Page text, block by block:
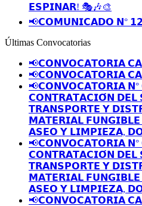
𝗘𝗦𝗣𝗜𝗡𝗔𝗥! 🎭🎶🎨
📢𝗖𝗢𝗠𝗨𝗡𝗜𝗖𝗔𝗗𝗢 𝗡°
Últimas Convocatorias
📢𝗖𝗢𝗡𝗩𝗢𝗖𝗔𝗧𝗢𝗥𝗜𝗔
📢𝗖𝗢𝗡𝗩𝗢𝗖𝗔𝗧𝗢𝗥𝗜𝗔
📢𝗖𝗢𝗡𝗩𝗢𝗖𝗔𝗧𝗢𝗥𝗜𝗔 𝗡°
𝗖𝗢𝗡𝗧𝗥𝗔𝗧𝗔𝗖𝗜𝗢́𝗡 𝗗𝗘𝗟
𝗧𝗥𝗔𝗡𝗦𝗣𝗢𝗥𝗧𝗘 𝗬
𝗠𝗔𝗧𝗘𝗥𝗜𝗔𝗟
𝗔𝗦𝗘𝗢 𝗬 𝗟𝗜𝗠𝗣𝗜𝗘𝗭𝗔,
📢𝗖𝗢𝗡𝗩𝗢𝗖𝗔𝗧𝗢𝗥𝗜𝗔 𝗡°
𝗖𝗢𝗡𝗧𝗥𝗔𝗧𝗔𝗖𝗜𝗢́𝗡 𝗗𝗘𝗟
𝗧𝗥𝗔𝗡𝗦𝗣𝗢𝗥𝗧𝗘 𝗬
𝗠𝗔𝗧𝗘𝗥𝗜𝗔𝗟
𝗔𝗦𝗘𝗢 𝗬 𝗟𝗜𝗠𝗣𝗜𝗘𝗭𝗔,
📢𝗖𝗢𝗡𝗩𝗢𝗖𝗔𝗧𝗢𝗥𝗜𝗔